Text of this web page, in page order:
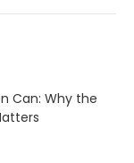
Can: Why the